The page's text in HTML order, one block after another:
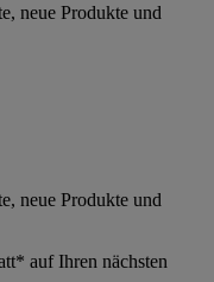
neue Produkte und
neue Produkte und
auf Ihren nächsten